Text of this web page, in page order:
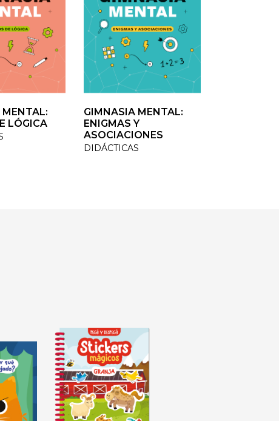
LÓGICA
GIMNASIA MENTAL:
ENIGMAS Y
ASOCIACIONES
DIDÁCTICAS
LÓGICA
GIMNASIA MENTAL:
ENIGMAS Y
ASOCIACIONES
DIDÁCTICAS